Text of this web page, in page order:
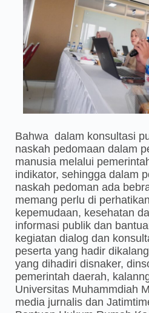
Bahwa dalam konsultasi
naskah pedomaan dalam
manusia melalui
indikator, sehingga dalam
naskah pedoman ada
memang perlu di
kepemudaan, kesehatan
informasi publik dan
kegiatan dialog dan
peserta yang hadir
yang dihadiri disnaker,
pemerintah daerah,
Universitas Muhammdiah
media jurnalis dan